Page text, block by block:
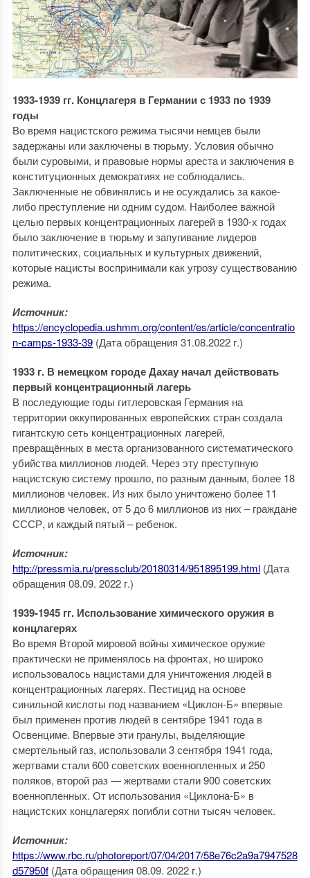
1933-1939 гг. Концлагеря в Германии с 1933 по 1939
годы
Во время нацистского режима тысячи немцев были
задержаны или заключены в тюрьму. Условия обычно
были суровыми, и правовые нормы ареста и заключения в
конституционных демократиях не соблюдались.
Заключенные не обвинялись и не осуждались за какое-
либо преступление ни одним судом. Наиболее важной
целью первых концентрационных лагерей в 1930-х годах
было заключение в тюрьму и запугивание лидеров
политических, социальных и культурных движений,
которые нацисты воспринимали как угрозу существованию
режима.
Источник:
https://encyclopedia.ushmm.org/content/es/article/concentratio
n-camps-1933-39(Дата обращения 31.08.2022 г.)
1933 г. В немецком городе Дахау начал действовать
первый концентрационный лагерь
В последующие годы гитлеровская Германия на
территории оккупированных европейских стран создала
гигантскую сеть концентрационных лагерей,
превращённых в места организованного систематического
убийства миллионов людей. Через эту преступную
нацистскую систему прошло, по разным данным, более 18
миллионов человек. Из них было уничтожено более 11
миллионов человек, от 5 до 6 миллионов из них – граждане
СССР, и каждый пятый – ребенок.
Источник:
http://pressmia.ru/pressclub/20180314/951895199.html (Дата
обращения 08.09. 2022 г.)
1939-1945 гг. Использование химического оружия в
концлагерях
Во время Второй мировой войны химическое оружие
практически не применялось на фронтах, но широко
использовалось нацистами для уничтожения людей в
концентрационных лагерях. Пестицид на основе
синильной кислоты под названием «Циклон-Б» впервые
был применен против людей в сентябре 1941 года в
Освенциме. Впервые эти гранулы, выделяющие
смертельный газ, использовали 3 сентября 1941 года,
жертвами стали 600 советских военнопленных и 250
поляков, второй раз — жертвами стали 900 советских
военнопленных. От использования «Циклона-Б» в
нацистских концлагерях погибли сотни тысяч человек.
Источник:
https://www.rbc.ru/photoreport/07/04/2017/58e76c2a9a7947528
d57950f (Дата обращения 08.09. 2022 г.)